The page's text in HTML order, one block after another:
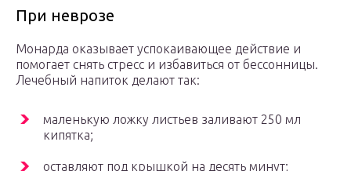
При неврозе
Монарда оказывает успокаивающее действие и
помогает снять стресс и избавиться от бессонницы.
Лечебный напиток делают так:
маленькую ложку листьев заливают 250 мл
кипятка;
оставляют под крышкой на десять минут;